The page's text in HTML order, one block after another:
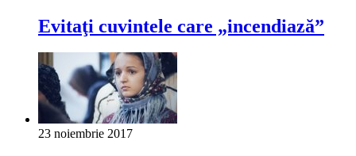
Evitaţi cuvintele care „incendiază”
23 noiembrie 2017